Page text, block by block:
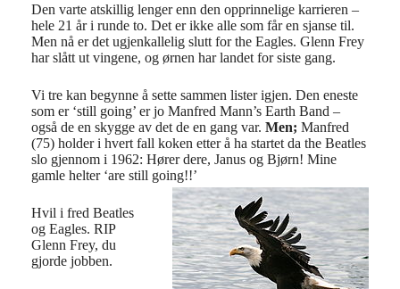
Den varte atskillig lenger enn den opprinnelige karrieren –
hele 21 år i runde to. Det er ikke alle som får en sjanse til.
Men nå er det ugjenkallelig slutt for the Eagles. Glenn Frey
har slått ut vingene, og ørnen har landet for siste gang.
Vi tre kan begynne å sette sammen lister igjen. Den eneste
som er ‘still going’ er jo Manfred Mann’s Earth Band –
også de en skygge av det de en gang var. Men; Manfred
(75) holder i hvert fall koken etter å ha startet da the Beatles
slo gjennom i 1962: Hører dere, Janus og Bjørn! Mine
gamle helter ‘are still going!!’
Hvil i fred Beatles
og Eagles. RIP
Glenn Frey, du
gjorde jobben.